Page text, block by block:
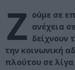
Ζ ούμε σε
ανέχεια
δείχνουν
την κοινωνική
πλούτου σε λίγα